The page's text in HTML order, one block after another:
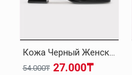
Кожа Черный Женская Толстые Каблуки Обувь 010ZA8714
27.000₸
54.000₸